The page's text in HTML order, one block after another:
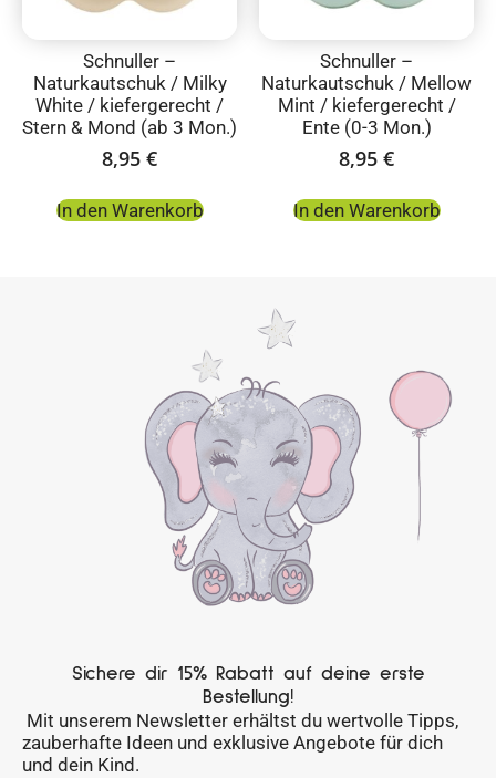
Schnuller –
Naturkautschuk / Milky
White / kiefergerecht /
Stern & Mond (ab 3 Mon.)
8,95 €
In den Warenkorb
Schnuller –
Naturkautschuk / Mellow
Mint / kiefergerecht /
Ente (0-3 Mon.)
8,95 €
In den Warenkorb
Sichere dir 15% Rabatt auf deine erste
Bestellung!
Mit unserem Newsletter erhältst du wertvolle Tipps,
zauberhafte Ideen und exklusive Angebote für dich
und dein Kind.